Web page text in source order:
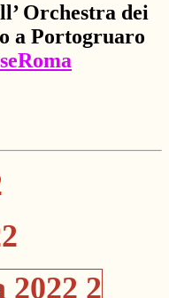
Orchestra dei
a Portogruaro